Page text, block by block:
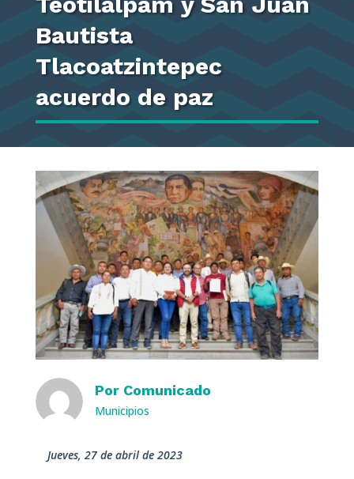
Bautista
Tlacoatzintepec
acuerdo de paz
Por Comunicado
Municipios
jueves, 27 de abril de 2023